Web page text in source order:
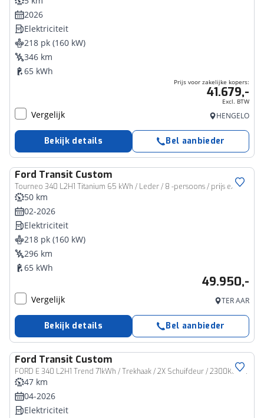
2026
Elektriciteit
218 pk (160 kW)
346 km
65 kWh
Prijs voor zakelijke kopers:
41.679,-
Excl. BTW
Vergelijk HENGELO
Bekijk details Bel aanbieder
Ford Transit Custom
Tourneo 340 L2H1 Titanium 65 kWh / Leder / 8 -persoons / prijs ex BTW
50 km
02-2026
Elektriciteit
218 pk (160 kW)
296 km
65 kWh
49.950,-
Vergelijk TER AAR
Bekijk details Bel aanbieder
Ford Transit Custom
FORD E 340 L2H1 Trend 71kWh / Trekhaak / 2X Schuifdeur / 2300KG Trekgewicht / Cruise Control / Carplay / Nieuwe Bus!
Bedrijfswagen
47 km
04-2026
Elektriciteit